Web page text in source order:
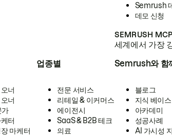
Semrush
데모 신청
SEMRUSH
세계에서 가장
너
너
가
터
마케터
업종별
전문 서비스
리테일 & 이커머스
에이전시
SaaS & B2B 테크
의료
Semrush와 함
블로그
지식 베이스
아카데미
성공사례
AI 가시성